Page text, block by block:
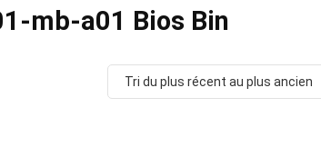
mb-a01 Bios Bin
Tri du plus récent au plus ancien